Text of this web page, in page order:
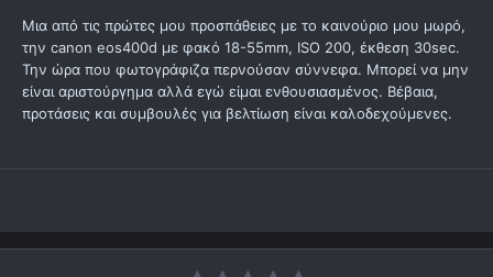
Μια από τις πρώτες μου προσπάθειες με το καινούριο μου μωρό,
την canon eos400d με φακό 18-55mm, ISO 200, έκθεση 30sec.
Την ώρα που φωτογράφιζα περνούσαν σύννεφα. Μπορεί να μην
είναι αριστούργημα αλλά εγώ είμαι ενθουσιασμένος. Βέβαια,
προτάσεις και συμβουλές για βελτίωση είναι καλοδεχούμενες.